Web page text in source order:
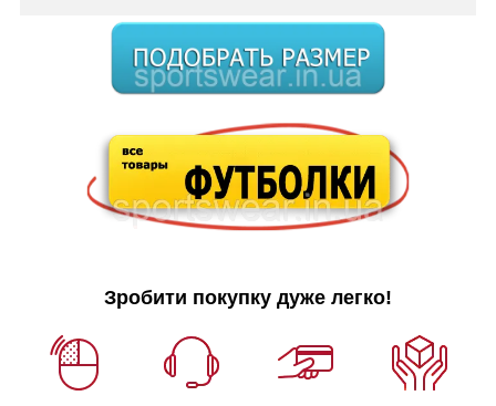
Зробити покупку дуже легко!